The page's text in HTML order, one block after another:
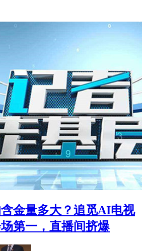
金量多大？追觅AI电视
第一，直播间挤爆